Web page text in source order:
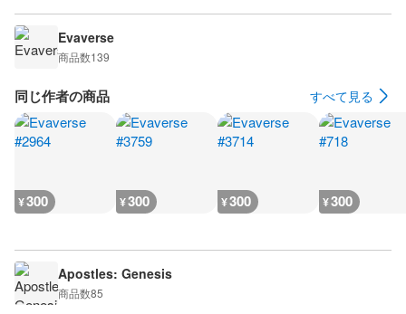
Evaverse
商品数139
同じ作者の商品 すべて見る
¥300 ¥300 ¥300 ¥300
Apostles: Genesis
商品数85